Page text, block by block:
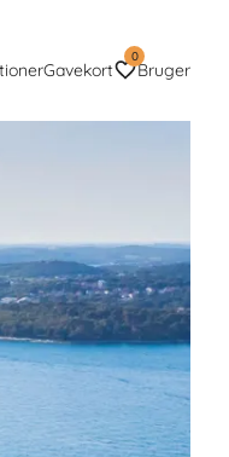
Gavekort
0
Bruger